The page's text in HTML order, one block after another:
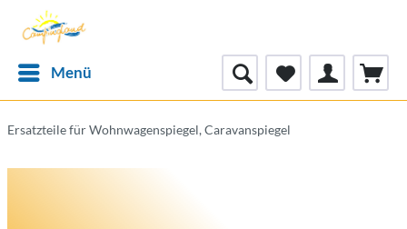
Menü
Ersatzteile für Wohnwagenspiegel, Caravanspiegel